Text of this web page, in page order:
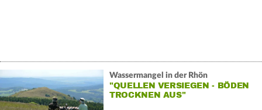
Wassermangel in der Rhön
"QUELLEN VERSIEGEN - BÖDEN
TROCKNEN AUS"